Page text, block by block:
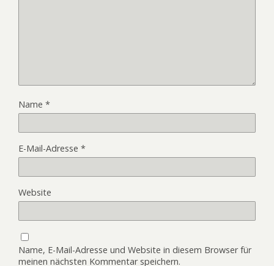
Name *
E-Mail-Adresse *
Website
Name, E-Mail-Adresse und Website in diesem Browser für
meinen nächsten Kommentar speichern.